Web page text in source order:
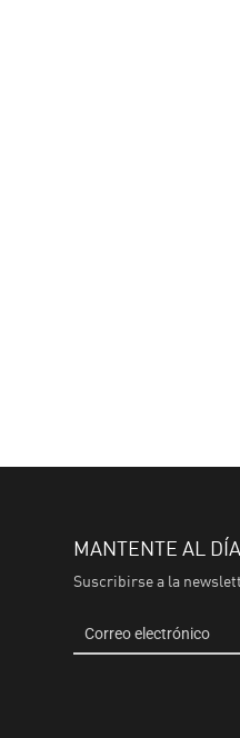
MANTENTE AL DÍA
Suscribirse a la
Correo electrónico